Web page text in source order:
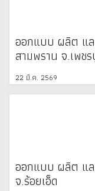
ออกแบบ ผลิต แ
สามพราน จ.เพช
22 มี.ค. 2569
ออกแบบ ผลิต แ
จ.ร้อยเอ็ด